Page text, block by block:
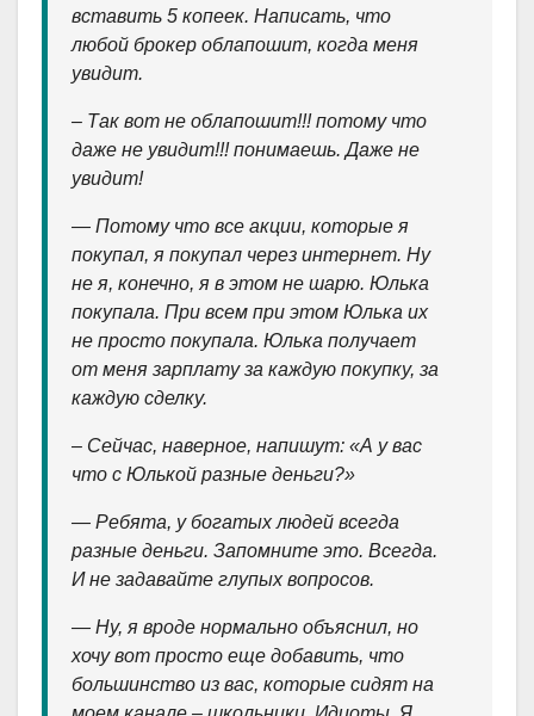
вставить 5 копеек. Написать, что
любой брокер облапошит, когда меня
увидит.
– Так вот не облапошит!!! потому что
даже не увидит!!! понимаешь. Даже не
увидит!
— Потому что все акции, которые я
покупал, я покупал через интернет. Ну
не я, конечно, я в этом не шарю. Юлька
покупала. При всем при этом Юлька их
не просто покупала. Юлька получает
от меня зарплату за каждую покупку, за
каждую сделку.
– Сейчас, наверное, напишут: «А у вас
что с Юлькой разные деньги?»
— Ребята, у богатых людей всегда
разные деньги. Запомните это. Всегда.
И не задавайте глупых вопросов.
— Ну, я вроде нормально объяснил, но
хочу вот просто еще добавить, что
большинство из вас, которые сидят на